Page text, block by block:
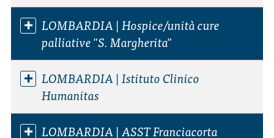
LOMBARDIA | Hospice/unità cure
palliative "S. Margherita"
LOMBARDIA | Istituto Clinico
Humanitas
LOMBARDIA | ASST Franciacorta